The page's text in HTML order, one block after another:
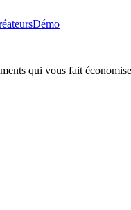
Démo
qui vous fait